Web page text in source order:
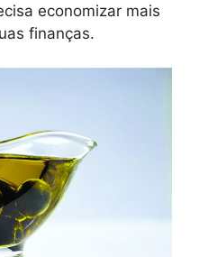
economizar mais
finanças.